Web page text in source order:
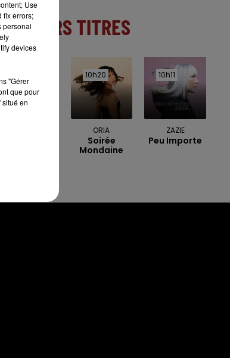
TITRES
10h20
10h20
ORIA
Soirée
Mondaine
10h11
10h11
ZAZIE
Peu Importe
Use
fix errors;
personal
devices
"Gérer
que pour
situé en